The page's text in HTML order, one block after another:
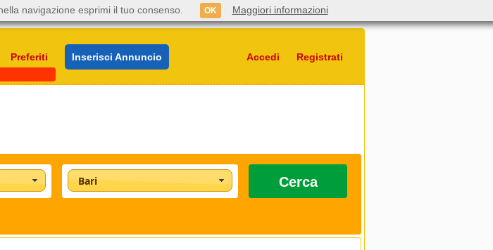
Preferiti Inserisci Annuncio Accedi Registrati
Bari Cerca
navigazione esprimi il tuo consenso. OK Maggiori informazioni